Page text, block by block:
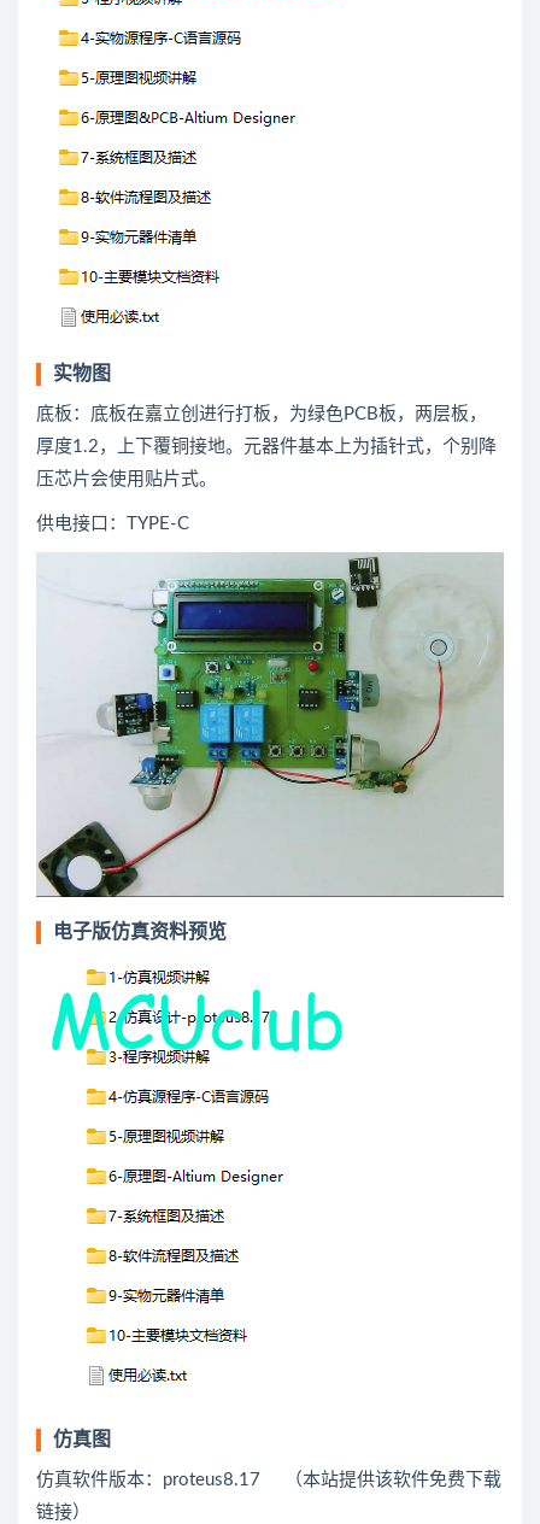
实物图
底板：底板在嘉立创进行打板，为绿色PCB板，两层板，
厚度1.2，上下覆铜接地。元器件基本上为插针式，个别降
压芯片会使用贴片式。
供电接口：TYPE-C
电子版仿真资料预览
仿真图
仿真软件版本：proteus8.17 （本站提供该软件免费下载
链接）